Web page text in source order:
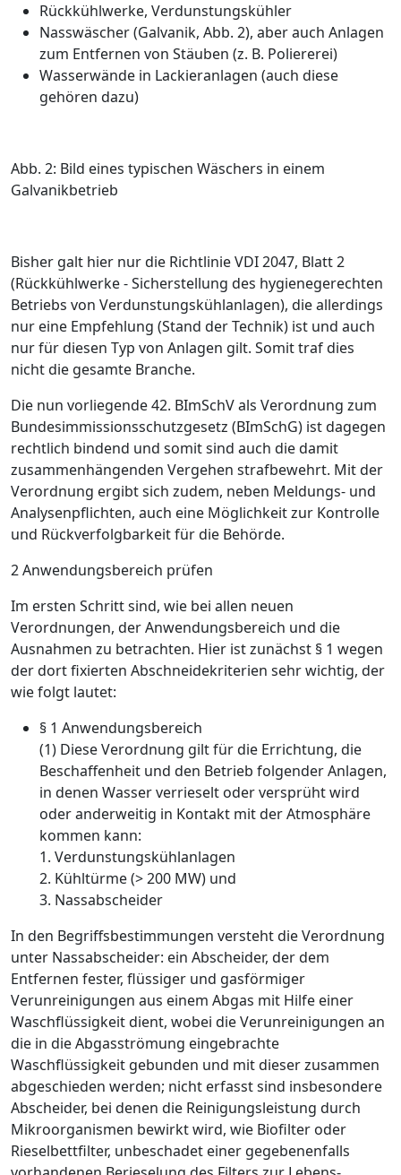
Rückkühlwerke, Verdunstungskühler
Nasswäscher (Galvanik, Abb. 2), aber auch Anlagen
zum Entfernen von Stäuben (z. B. Poliererei)
Wasserwände in Lackieranlagen (auch diese
gehören dazu)
Abb. 2: Bild eines typischen Wäschers in einem
Galvanikbetrieb
Bisher galt hier nur die Richtlinie VDI 2047, Blatt 2
(Rückkühlwerke - Sicherstellung des hygienegerechten
Betriebs von Verdunstungskühlanlagen), die allerdings
nur eine Empfehlung (Stand der Technik) ist und auch
nur für diesen Typ von Anlagen gilt. Somit traf dies
nicht die gesamte Branche.
Die nun vorliegende 42. BImSchV als Verordnung zum
Bundesimmissionsschutzgesetz (BImSchG) ist dagegen
rechtlich bindend und somit sind auch die damit
zusammenhängenden Vergehen strafbewehrt. Mit der
Verordnung ergibt sich zudem, neben Meldungs- und
Analysenpflichten, auch eine Möglichkeit zur Kontrolle
und Rückverfolgbarkeit für die Behörde.
2 Anwendungsbereich prüfen
Im ersten Schritt sind, wie bei allen neuen
Verordnungen, der Anwendungsbereich und die
Ausnahmen zu betrachten. Hier ist zunächst § 1 wegen
der dort fixierten Abschneidekriterien sehr wichtig, der
wie folgt lautet:
§ 1 Anwendungsbereich
(1) Diese Verordnung gilt für die Errichtung, die
Beschaffenheit und den Betrieb folgender Anlagen,
in denen Wasser verrieselt oder versprüht wird
oder anderweitig in Kontakt mit der Atmosphäre
kommen kann:
1. Verdunstungskühlanlagen
2. Kühltürme (> 200 MW) und
3. Nassabscheider
In den Begriffsbestimmungen versteht die Verordnung
unter Nassabscheider: ein Abscheider, der dem
Entfernen fester, flüssiger und gasförmiger
Verunreinigungen aus einem Abgas mit Hilfe einer
Waschflüssigkeit dient, wobei die Verunreinigungen an
die in die Abgasströmung eingebrachte
Waschflüssigkeit gebunden und mit dieser zusammen
abgeschieden werden; nicht erfasst sind insbesondere
Abscheider, bei denen die Reinigungsleistung durch
Mikroorganismen bewirkt wird, wie Biofilter oder
Rieselbettfilter, unbeschadet einer gegebenenfalls